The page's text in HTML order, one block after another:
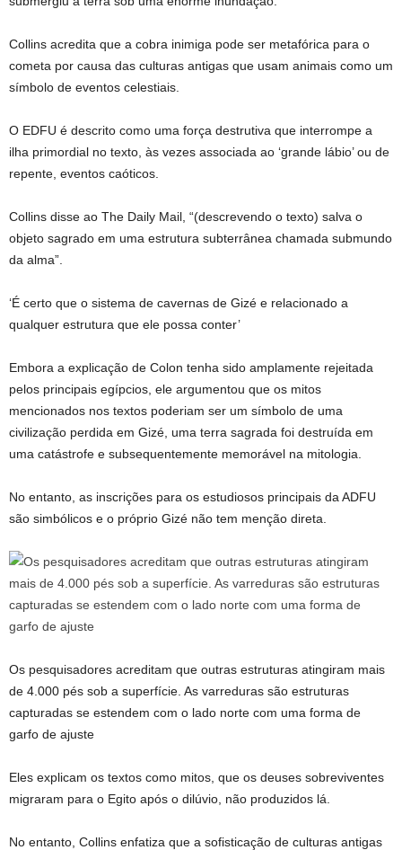
Collins acredita que a cobra inimiga pode ser metafórica para o
cometa por causa das culturas antigas que usam animais como um
símbolo de eventos celestiais.
O EDFU é descrito como uma força destrutiva que interrompe a
ilha primordial no texto, às vezes associada ao ‘grande lábio’ ou de
repente, eventos caóticos.
Collins disse ao The Daily Mail, “(descrevendo o texto) salva o
objeto sagrado em uma estrutura subterrânea chamada submundo
da alma”.
‘É certo que o sistema de cavernas de Gizé e relacionado a
qualquer estrutura que ele possa conter’
Embora a explicação de Colon tenha sido amplamente rejeitada
pelos principais egípcios, ele argumentou que os mitos
mencionados nos textos poderiam ser um símbolo de uma
civilização perdida em Gizé, uma terra sagrada foi destruída em
uma catástrofe e subsequentemente memorável na mitologia.
No entanto, as inscrições para os estudiosos principais da ADFU
são simbólicos e o próprio Gizé não tem menção direta.
Os pesquisadores acreditam que outras estruturas atingiram mais
de 4.000 pés sob a superfície. As varreduras são estruturas
capturadas se estendem com o lado norte com uma forma de
garfo de ajuste
Eles explicam os textos como mitos, que os deuses sobreviventes
migraram para o Egito após o dilúvio, não produzidos lá.
No entanto, Collins enfatiza que a sofisticação de culturas antigas